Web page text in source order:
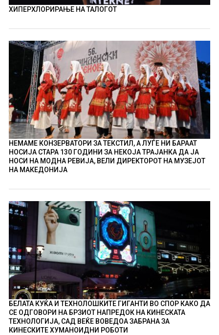
ХИПЕРХЛОРИРАЊЕ НА ТАЛОГОТ
НЕМАМЕ КОНЗЕРВАТОРИ ЗА ТЕКСТИЛ, А ЛУЃЕ НИ БАРААТ
НОСИЈА СТАРА 130 ГОДИНИ ЗА НЕКОЈА ТРАЈАНКА ДА ЈА
НОСИ НА МОДНА РЕВИЈА, ВЕЛИ ДИРЕКТОРОТ НА МУЗЕЈОТ
НА МАКЕДОНИЈА
БЕЛАТА КУЌА И ТЕХНОЛОШКИТЕ ГИГАНТИ ВО СПОР КАКО ДА
СЕ ОДГОВОРИ НА БРЗИОТ НАПРЕДОК НА КИНЕСКАТА
ТЕХНОЛОГИЈА, САД ВЕЌЕ ВОВЕДОА ЗАБРАНА ЗА
КИНЕСКИТЕ ХУМАНОИДНИ РОБОТИ